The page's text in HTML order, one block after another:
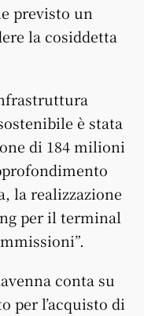
previsto un
la cosiddetta
è stata
di 184 milioni
la realizzazione
per il terminal
conta su
per l’acquisto di